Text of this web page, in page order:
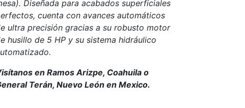
Diseñada para acabados superficiales
cuenta con avances automáticos
ultra precisión gracias a su robusto motor
husillo de 5 HP y su sistema hidráulico
en Ramos Arizpe, Coahuila o
Terán, Nuevo León en Mexico.